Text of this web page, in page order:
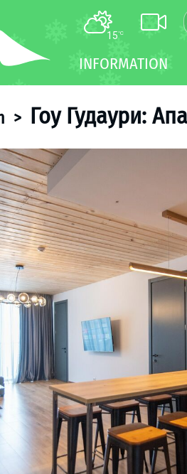
15°C
INFORMATION
> Гоу Гудаури: